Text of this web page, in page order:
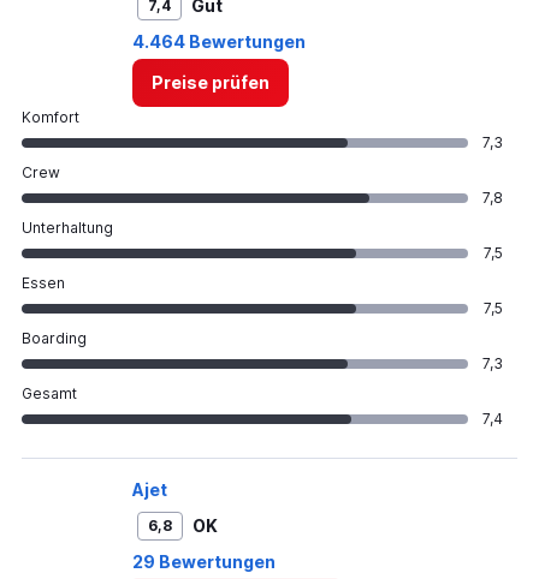
7,4
Gut
4.464 Bewertungen
Preise prüfen
Komfort
7,3
Crew
7,8
Unterhaltung
7,5
Essen
7,5
Boarding
7,3
Gesamt
7,4
Ajet
6,8
OK
29 Bewertungen